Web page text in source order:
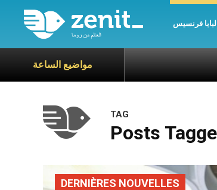
البابا فرنسيس
مواضيع الساعة
TAG
DERNIÈRES NOUVELLES